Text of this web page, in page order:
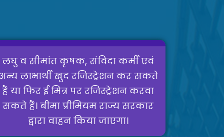
लघु व सीमांत कृषक, संविदा कर्मी एवं
लाभार्थी खुद रजिस्ट्रेशन कर सकते
हैं या फिर ई मित्र पर रजिस्ट्रेशन करवा
सकते हैं। बीमा प्रीमियम राज्य सरकार
द्वारा वाहन किया जाएगा।